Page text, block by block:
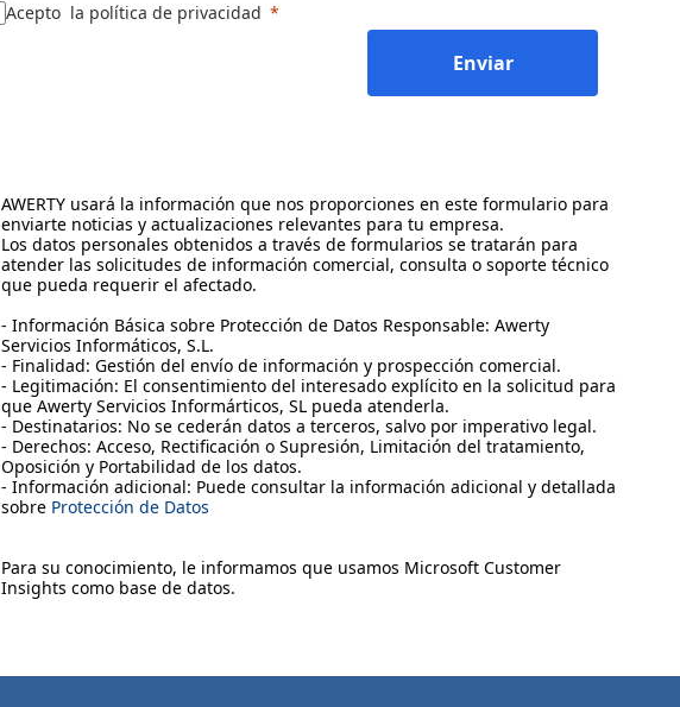
Acepto la política de privacidad
Enviar
AWERTY usará la información que nos proporciones en este formulario para
enviarte noticias y actualizaciones relevantes para tu empresa.
Los datos personales obtenidos a través de formularios se tratarán para
atender las solicitudes de información comercial, consulta o soporte técnico
que pueda requerir el afectado.
- Información Básica sobre Protección de Datos Responsable: Awerty
Servicios Informáticos, S.L.
- Finalidad: Gestión del envío de información y prospección comercial.
- Legitimación: El consentimiento del interesado explícito en la solicitud para
que Awerty Servicios Informárticos, SL pueda atenderla.
- Destinatarios: No se cederán datos a terceros, salvo por imperativo legal.
- Derechos: Acceso, Rectificación o Supresión, Limitación del tratamiento,
Oposición y Portabilidad de los datos.
- Información adicional: Puede consultar la información adicional y detallada
sobre Protección de Datos
Para su conocimiento, le informamos que usamos Microsoft Customer
Insights como base de datos.